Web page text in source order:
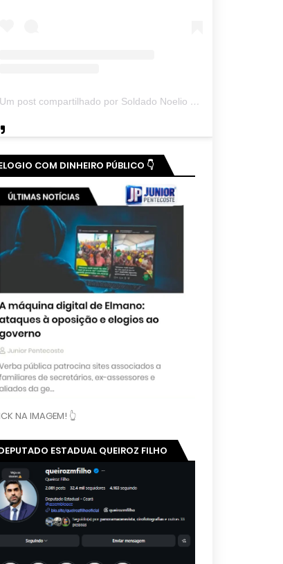
Um post compartilhado por Soldado Noelio (@soldadonoelio)
COM DINHEIRO PÚBLICO 👇
NA IMAGEM! 👆
ESTADUAL QUEIROZ FILHO